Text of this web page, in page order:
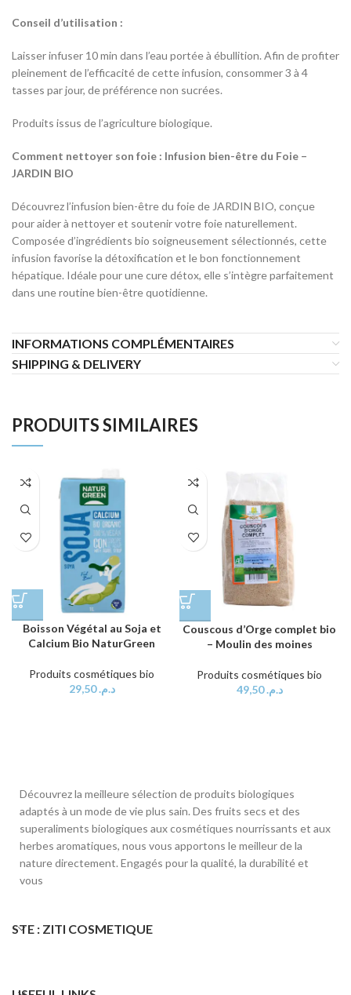
Conseil d’utilisation :
Laisser infuser 10 min dans l’eau portée à ébullition. Afin de profiter
pleinement de l’efficacité de cette infusion, consommer 3 à 4
tasses par jour, de préférence non sucrées.
Produits issus de l’agriculture biologique.
Comment nettoyer son foie : Infusion bien-être du Foie –
JARDIN BIO
Découvrez l’infusion bien-être du foie de JARDIN BIO, conçue
pour aider à nettoyer et soutenir votre foie naturellement.
Composée d’ingrédients bio soigneusement sélectionnés, cette
infusion favorise la détoxification et le bon fonctionnement
hépatique. Idéale pour une cure détox, elle s’intègre parfaitement
dans une routine bien-être quotidienne.
INFORMATIONS COMPLÉMENTAIRES
SHIPPING & DELIVERY
PRODUITS SIMILAIRES
Boisson Végétal au Soja et
Calcium Bio NaturGreen
Produits cosmétiques bio
د.م.29,50
Couscous d’Orge complet bio
– Moulin des moines
Produits cosmétiques bio
د.م.49,50
Découvrez la meilleure sélection de produits biologiques
adaptés à un mode de vie plus sain. Des fruits secs et des
superaliments biologiques aux cosmétiques nourrissants et aux
herbes aromatiques, nous vous apportons le meilleur de la
nature directement. Engagés pour la qualité, la durabilité et
vous
STE : ZITI COSMETIQUE